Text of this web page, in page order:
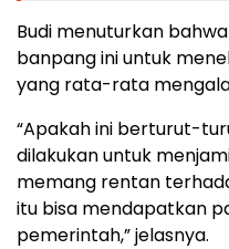
Budi menuturkan
banpang ini untuk
yang rata-rata
“Apakah ini berturut-
dilakukan untuk
memang rentan
itu bisa mendapatkan
pemerintah,” jelasnya.